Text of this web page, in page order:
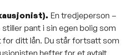
En tredjeperson –
stillerpant i sin egen bolig som
for ditt lån. Du står fortsatt som
hefter for et avtalt